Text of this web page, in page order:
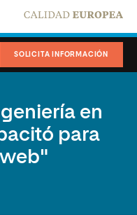
SOLICITA INFORMACIÓN
en
para